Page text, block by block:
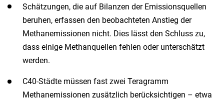
Schätzungen, die auf Bilanzen der Emissionsquellen
beruhen, erfassen den beobachteten Anstieg der
Methanemissionen nicht. Dies lässt den Schluss zu,
dass einige Methanquellen fehlen oder unterschätzt
werden.
C40-Städte müssen fast zwei Teragramm
Methanemissionen zusätzlich berücksichtigen – etwa